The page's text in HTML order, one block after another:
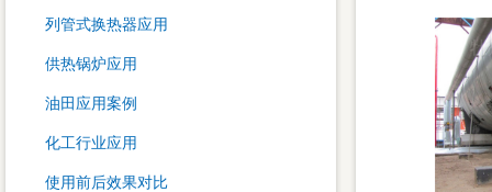
列管式换热器应用
供热锅炉应用
油田应用案例
化工行业应用
使用前后效果对比